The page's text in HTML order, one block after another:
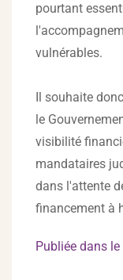
pourtant
vulnérables.
Il souhaite
le
visibilité
mandataires
dans l'attente
financement à
Publiée dans